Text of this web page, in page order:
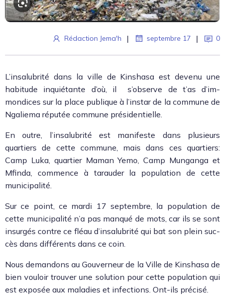
Rédaction Jema'h | septembre 17 | 0
L’in­salubrité dans la ville de Kin­shasa est devenu une
habi­tude inquié­tante d’où, il s’ob­serve de t’as d’im­
mondices sur la place publique à l’in­star de la com­mune de
Ngaliema réputée com­mune prési­den­tielle.
En out­re, l’in­salubrité est man­i­feste dans plusieurs
quartiers de cette com­mune, mais dans ces quartiers:
Camp Luka, quarti­er Maman Yemo, Camp Mungan­ga et
Mfin­da, com­mence à taraud­er la pop­u­la­tion de cette
munic­i­pal­ité.
Sur ce point, ce mar­di 17 sep­tem­bre, la pop­u­la­tion de
cette munic­i­pal­ité n’a pas man­qué de mots, car ils se sont
insurgés con­tre ce fléau d’in­salubrité qui bat son plein suc­
cès dans dif­férents dans ce coin.
Nous deman­dons au Gou­verneur de la Ville de Kin­shasa de
bien vouloir trou­ver une solu­tion pour cette pop­u­la­tion qui
est exposée aux mal­adies et infec­tions. Ont-ils pré­cisé.